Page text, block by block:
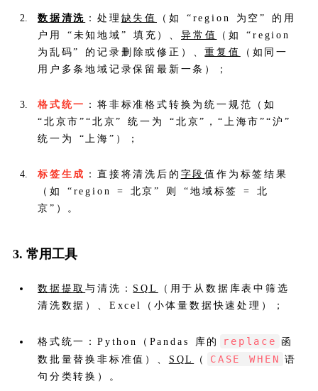
数据清洗 ：处理 缺失值
（如 “region 为空” 的用
户用 “未知地域” 填充）、 异常值
（如 “region
为乱码” 的记录删除或修正）、重复值
（如同一
用户多条地域记录保留最新一条）；
格式统一 ：将非标准格式转换为统一规范（如
“北京市”“北京” 统一为 “北京”，“上海市”“沪”
统一为 “上海”）；
标签生成 ：直接将清洗后的 字段值作为标签结果
（如 “region = 北京” 则 “地域标签 = 北
京”）。
3. 常用工具
数据提取与清洗： SQL
（用于从数据库表中筛选
清洗数据）、Excel（小体量数据快速处理）；
格式统一：Python（Pandas 库的 replace 函
数批量替换非标准值）、 SQL （ CASE WHEN 语
句分类转换）。